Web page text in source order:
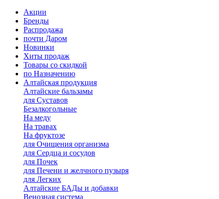
Акции
Бренды
Распродажа
почти Даром
Новинки
Хиты продаж
Товары со скидкой
по Назначению
Алтайская продукция
Алтайские бальзамы
для Суставов
Безалкогольные
На меду
На травах
На фруктозе
для Очищения организма
для Сердца и сосудов
для Почек
для Печени и желчного пузыря
для Легких
Алтайские БАДы и добавки
Венозная система